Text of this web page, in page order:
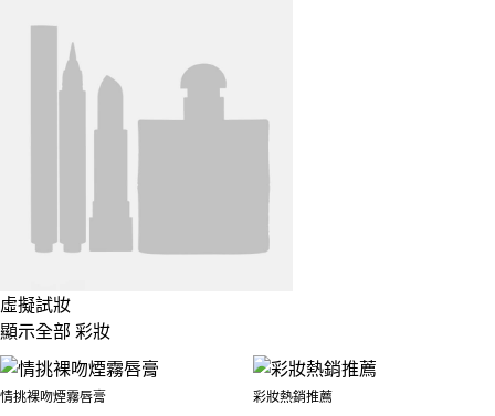
虛擬試妝
顯示全部 彩妝
情挑裸吻煙霧唇膏 彩妝熱銷推薦